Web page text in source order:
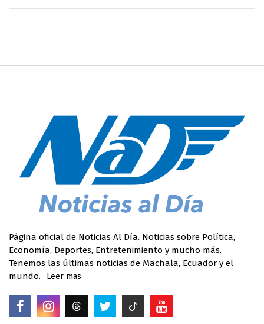
Página oficial de Noticias Al Día. Noticias sobre Política,
Economía, Deportes, Entretenimiento y mucho más.
Tenemos las últimas noticias de Machala, Ecuador y el
mundo.
Leer mas